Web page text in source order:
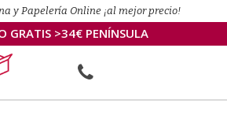
y Papelería Online ¡al mejor precio!
GRATIS >34€ PENÍNSULA